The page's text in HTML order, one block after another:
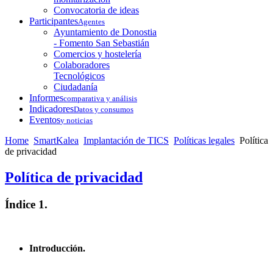
Convocatoria de ideas
ParticipantesAgentes
Ayuntamiento de Donostia
- Fomento San Sebastián
Comercios y hostelería
Colaboradores
Tecnológicos
Ciudadanía
Informescomparativa y análisis
IndicadoresDatos y consumos
Eventosy noticias
Home SmartKalea Implantación de TICS Políticas legales Política
de privacidad
Política de privacidad
Índice 1.
Introducción.